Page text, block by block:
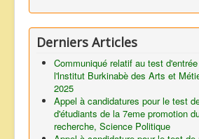
Derniers Articles
Communiqué relatif au test
l'lnstitut Burkinabè des Arts et
2025
Appel à candidatures pour le test
d'étudiants de la 7eme promotion
recherche, Science Politique